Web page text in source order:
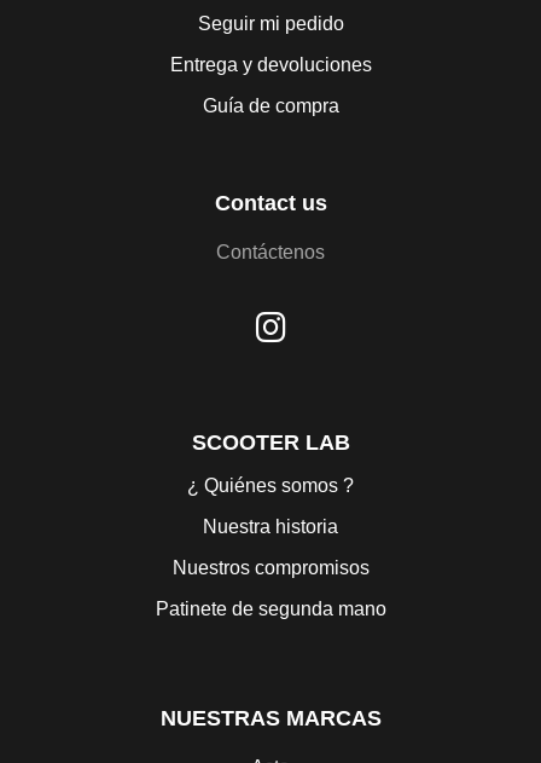
Seguir mi pedido
Entrega y devoluciones
Guía de compra
Contact us
Contáctenos
SCOOTER LAB
¿ Quiénes somos ?
Nuestra historia
Nuestros compromisos
Patinete de segunda mano
NUESTRAS MARCAS